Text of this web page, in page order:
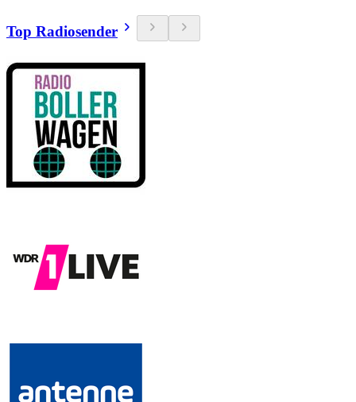
Top Radiosender